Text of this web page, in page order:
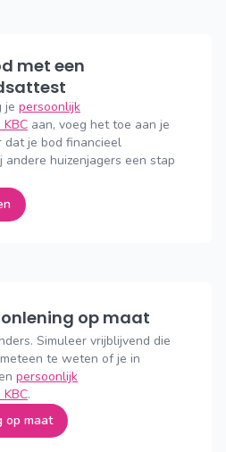
je persoonlijk
aan, voeg het toe aan je
dat je bod financieel
andere huizenjagers een stap
op maat
Simuleer vrijblijvend die
te weten of je in
persoonlijk
.
op maat